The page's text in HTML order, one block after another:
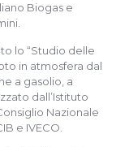
Biogas e
lo “Studio delle
in atmosfera dal
a gasolio, a
dall’Istituto
Nazionale
e IVECO.